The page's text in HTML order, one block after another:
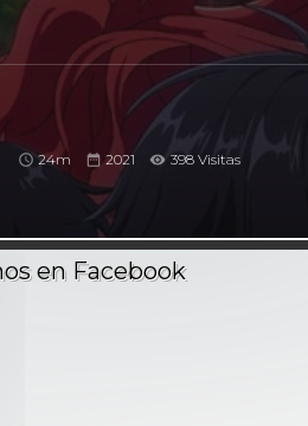
24m 2021 398 Visitas